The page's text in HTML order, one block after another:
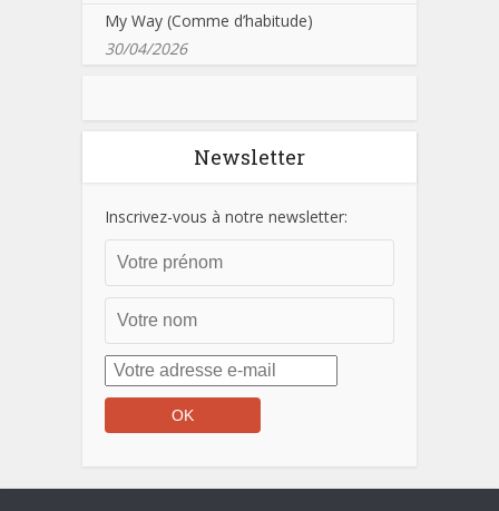
My Way (Comme d’habitude)
30/04/2026
Newsletter
Inscrivez-vous à notre newsletter: